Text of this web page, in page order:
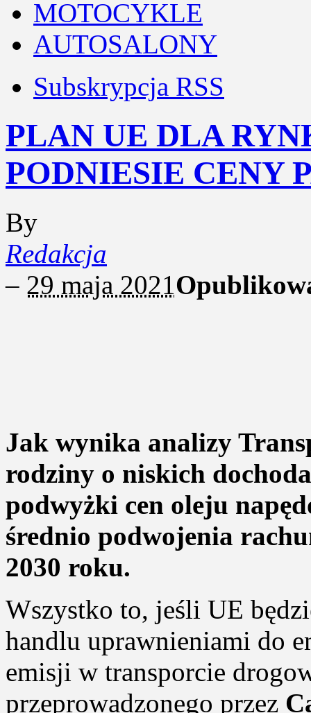
MOTOCYKLE
AUTOSALONY
Subskrypcja RSS
PLAN UE DLA
PODNIESIE CENY
By
Redakcja
– 29 maja 2021
Jak wynika analizy
rodziny o niskich
podwyżki cen oleju
średnio podwojenia
2030 roku.
Wszystko to, jeśli UE
handlu uprawnieniami do
emisji w transporcie
przeprowadzonego przez